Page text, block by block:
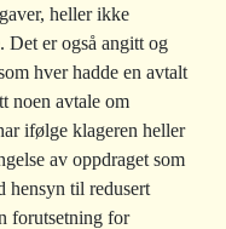
heller ikke
Det er også angitt og
hver hadde en avtalt
noen avtale om
ifølge klageren heller
av oppdraget som
hensyn til redusert
forutsetning for